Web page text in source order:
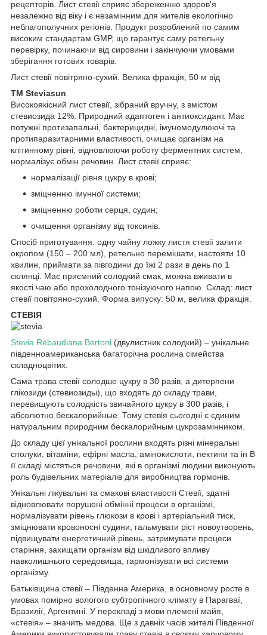
рецепторів. Лист стевії сприяє збереженню здоров'я
незалежно від віку і є незамінним для жителів екологічно
неблагополучних регіонів. Продукт розроблений по самим
високим стандартам GMP, що гарантує саму ретельну
перевірку, починаючи від сировини і закінчуючи умовами
зберігання готових товарів.
Лист стевії повітряно-сухий. Велика фракція, 50 м від
ТМ Steviasun
Високоякісний лист стевії, зібраний вручну, з вмістом
стевиозида 12%. Природний адаптоген і антиоксидант. Має
потужні протизапальні, бактерицидні, імуномодулюючі та
протипаразитарними властивості, очищає організм на
клітинному рівні, відновлюючи роботу ферментних систем,
нормалізує обмін речовин. Лист стевії сприяє:
нормалізації рівня цукру в крові;
зміцненню імунної системи;
зміцненню роботи серця, судин;
очищення організму від токсинів.
Спосіб приготування: одну чайну ложку листя стевії залити
окропом (150 – 200 мл), ретельно перемішати, настояти 10
хвилин, приймати за півгодини до їжі 2 рази в день по 1
склянці. Має приємний солодкий смак, можна вживати в
якості чаю або прохолодного тонізуючого напою. Склад: лист
стевії повітряно-сухий. Форма випуску: 50 м, велика фракція.
СТЕВІЯ
Stevia Rebaudiana Bertoni (двулистник солодкий) – унікальне
південноамериканська багаторічна рослина сімейства
складноцвітих.
Сама трава стевії солодше цукру в 30 разів, а дитерпени
глікозиди (стевиозиды), що входять до складу трави,
перевищують солодкість звичайного цукру в 300 разів, і
абсолютно бескалорийные. Тому стевія сьогодні є єдиним
натуральним природним бескалорийным цукрозамінником.
До складу цієї унікальної рослини входять різні мінеральні
сполуки, вітаміни, ефірні масла, амінокислоти, пектини та ін В
її складі містяться речовини, які в організмі людини виконують
роль будівельних матеріалів для виробництва гормонів.
Унікальні лікувальні та смакові властивості Стевії, здатні
відновлювати порушені обмінні процеси в організмі,
нормалізувати рівень глюкози в крові і артеріальний тиск,
зміцнювати кровоносні судини, гальмувати ріст новоутворень,
підвищувати енергетичний рівень, затримувати процеси
старіння, захищати організм від шкідливого впливу
навколишнього середовища, гармонізувати всі системи
організму.
Батьківщина стевії – Південна Америка, в основному росте в
умовах помірно вологого субтропічного клімату в Парагваї,
Бразилії, Аргентині. У перекладі з мови племені майя,
«стевія» – значить медова. Ще з давніх часів жителі Південної